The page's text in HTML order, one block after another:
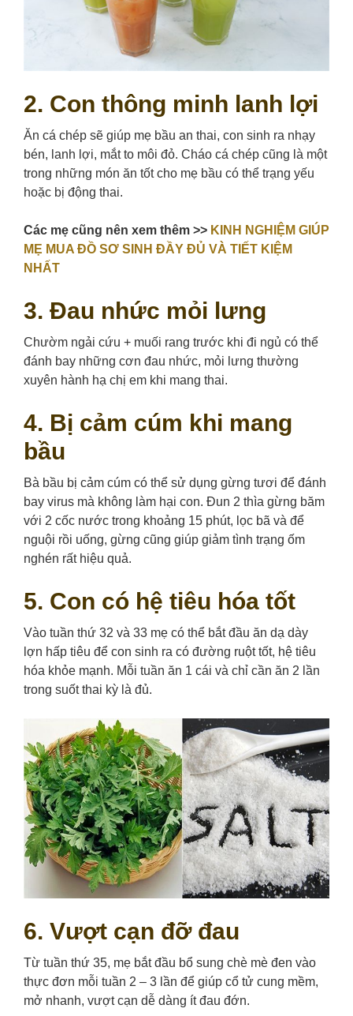
2. Con thông minh lanh lợi
Ăn cá chép sẽ giúp mẹ bầu an thai, con sinh ra nhạy
bén, lanh lợi, mắt to môi đỏ. Cháo cá chép cũng là một
trong những món ăn tốt cho mẹ bầu có thể trạng yếu
hoặc bị động thai.
Các mẹ cũng nên xem thêm >> KINH NGHIỆM GIÚP
MẸ MUA ĐỒ SƠ SINH ĐẦY ĐỦ VÀ TIẾT KIỆM
NHẤT
3. Đau nhức mỏi lưng
Chườm ngải cứu + muối rang trước khi đi ngủ có thể
đánh bay những cơn đau nhức, mỏi lưng thường
xuyên hành hạ chị em khi mang thai.
4. Bị cảm cúm khi mang
bầu
Bà bầu bị cảm cúm có thể sử dụng gừng tươi để đánh
bay virus mà không làm hại con. Đun 2 thìa gừng băm
với 2 cốc nước trong khoảng 15 phút, lọc bã và để
nguội rồi uống, gừng cũng giúp giảm tình trạng ốm
nghén rất hiệu quả.
5. Con có hệ tiêu hóa tốt
Vào tuần thứ 32 và 33 mẹ có thể bắt đầu ăn dạ dày
lợn hấp tiêu để con sinh ra có đường ruột tốt, hệ tiêu
hóa khỏe mạnh. Mỗi tuần ăn 1 cái và chỉ cần ăn 2 lần
trong suốt thai kỳ là đủ.
6. Vượt cạn đỡ đau
Từ tuần thứ 35, mẹ bắt đầu bổ sung chè mè đen vào
thực đơn mỗi tuần 2 – 3 lần để giúp cổ tử cung mềm,
mở nhanh, vượt cạn dễ dàng ít đau đớn.